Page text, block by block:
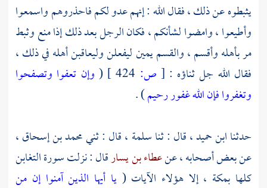
يثبطوه عن ذلك ، فقال الله : إنهم عدو لكم فاحذروهم واسمعوا
وأطيعوا ، وامضوا لشأنكم ، فكان الرجل بعد ذلك إذا منع وثبط
مر بأهله وأقسم ، والقسم يمين ليفعلن وليعاقبن أهله في ذلك ،
فقال الله جل ثناؤه : [ ص: ( وإن تعفوا وتصفحوا
وتغفروا فإن الله غفور رحيم) .
حدثناابن حميد ،قال : ثناسلمة ،قال : ثنيمحمد بن إسحاق ،
عن بعض أصحابه ، عنعطاء بن يسارقال : نزلت سورة التغابن
كلها بمكة ،إلا هؤلاء الآيات (يا أيها الذين آمنوا إن من